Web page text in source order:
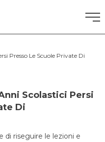
Presso Le Scuole Private Di
Scolastici Persi
Di
di riseguire le lezioni e